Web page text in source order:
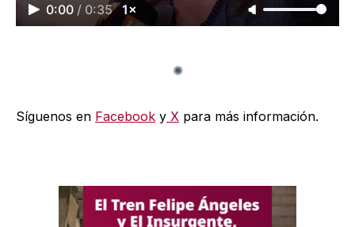
0:00 / 0:35 1×
Síguenos en Facebook y X para más información.